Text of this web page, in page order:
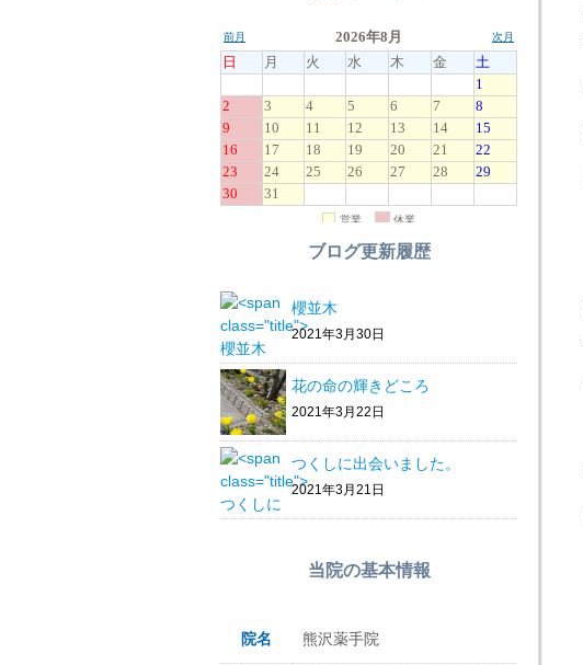
ブログ更新履歴
櫻並木
2021年3月30日
花の命の輝きどころ
2021年3月22日
つくしに出会いました。
2021年3月21日
当院の基本情報
院名 熊沢薬手院